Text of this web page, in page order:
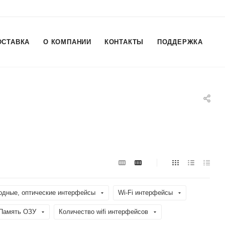
О КОМПАНИИ КОНТАКТЫ ПОДДЕРЖКА
оптические интерфейсы Wi-Fi интерфейсы
Память ОЗУ Количество wifi интерфейсов